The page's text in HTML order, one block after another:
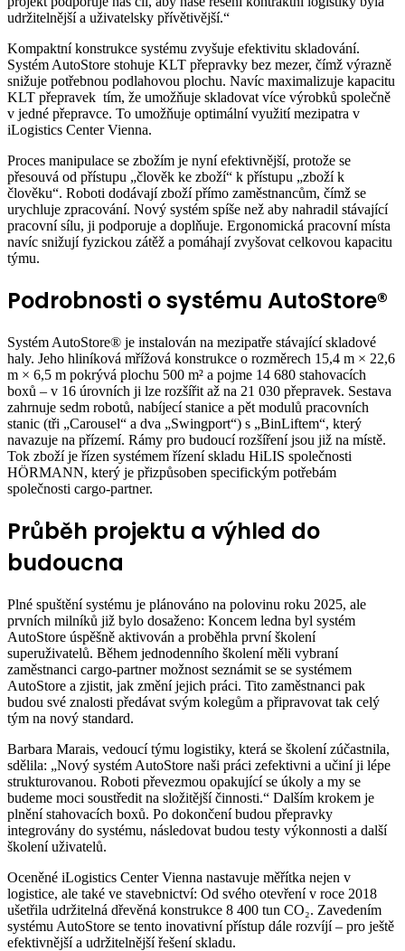
udržitelnější a uživatelsky přívětivější.“
Kompaktní konstrukce systému zvyšuje efektivitu skladování.
Systém AutoStore stohuje KLT přepravky bez mezer, čímž výrazně
snižuje potřebnou podlahovou plochu. Navíc maximalizuje kapacitu
KLT přepravek tím, že umožňuje skladovat více výrobků společně
v jedné přepravce. To umožňuje optimální využití mezipatra v
iLogistics Center Vienna.
Proces manipulace se zbožím je nyní efektivnější, protože se
přesouvá od přístupu „člověk ke zboží“ k přístupu „zboží k
člověku“. Roboti dodávají zboží přímo zaměstnancům, čímž se
urychluje zpracování. Nový systém spíše než aby nahradil stávající
pracovní sílu, ji podporuje a doplňuje. Ergonomická pracovní místa
navíc snižují fyzickou zátěž a pomáhají zvyšovat celkovou kapacitu
týmu.
Podrobnosti o systému AutoStore®
Systém AutoStore® je instalován na mezipatře stávající skladové
haly. Jeho hliníková mřížová konstrukce o rozměrech 15,4 m × 22,6
m × 6,5 m pokrývá plochu 500 m² a pojme 14 680 stahovacích
boxů – v 16 úrovních ji lze rozšířit až na 21 030 přepravek. Sestava
zahrnuje sedm robotů, nabíjecí stanice a pět modulů pracovních
stanic (tři „Carousel“ a dva „Swingport“) s „BinLiftem“, který
navazuje na přízemí. Rámy pro budoucí rozšíření jsou již na místě.
Tok zboží je řízen systémem řízení skladu HiLIS společnosti
HÖRMANN, který je přizpůsoben specifickým potřebám
společnosti cargo-partner.
Průběh projektu a výhled do
budoucna
Plné spuštění systému je plánováno na polovinu roku 2025, ale
prvních milníků již bylo dosaženo: Koncem ledna byl systém
AutoStore úspěšně aktivován a proběhla první školení
superuživatelů. Během jednodenního školení měli vybraní
zaměstnanci cargo-partner možnost seznámit se se systémem
AutoStore a zjistit, jak změní jejich práci. Tito zaměstnanci pak
budou své znalosti předávat svým kolegům a připravovat tak celý
tým na nový standard.
Barbara Marais, vedoucí týmu logistiky, která se školení zúčastnila,
sdělila: „Nový systém AutoStore naši práci zefektivni a učiní ji lépe
strukturovanou. Roboti převezmou opakující se úkoly a my se
budeme moci soustředit na složitější činnosti.“ Dalším krokem je
plnění stahovacích boxů. Po dokončení budou přepravky
integrovány do systému, následovat budou testy výkonnosti a další
školení uživatelů.
Oceněné iLogistics Center Vienna nastavuje měřítka nejen v
logistice, ale také ve stavebnictví: Od svého otevření v roce 2018
ušetřila udržitelná dřevěná konstrukce 8 400 tun CO₂. Zavedením
systému AutoStore se tento inovativní přístup dále rozvíjí – pro ještě
efektivnější a udržitelnější řešení skladu.